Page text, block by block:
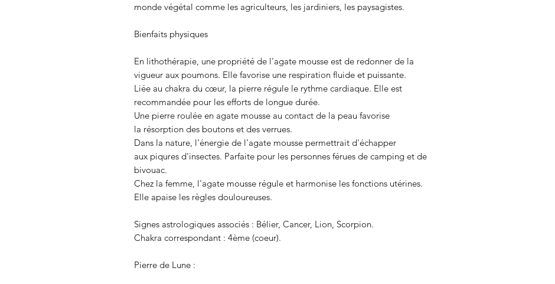
monde végétal comme les agriculteurs, les jardiniers, les paysagistes.
Bienfaits physiques
En lithothérapie, une propriété de l'agate mousse est de redonner de la
vigueur aux poumons. Elle favorise une respiration fluide et puissante.
Liée au chakra du cœur, la pierre régule le rythme cardiaque. Elle est
recommandée pour les efforts de longue durée.
Une pierre roulée en agate mousse au contact de la peau favorise
la résorption des boutons et des verrues.
Dans la nature, l'énergie de l'agate mousse permettrait d'échapper
aux piqures d'insectes. Parfaite pour les personnes férues de camping et de
bivouac.
Chez la femme, l'agate mousse régule et harmonise les fonctions utérines.
Elle apaise les règles douloureuses.
Signes astrologiques associés : Bélier, Cancer, Lion, Scorpion.
Chakra correspondant : 4ème (coeur).
Pierre de Lune :